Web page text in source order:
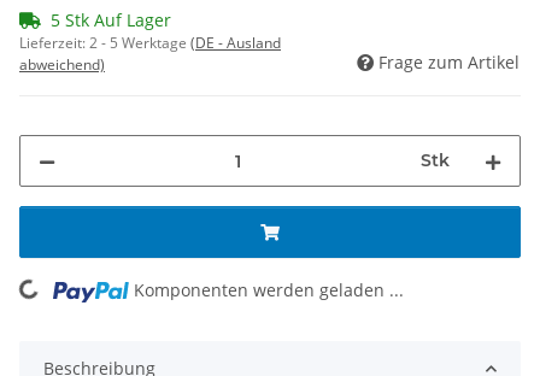
5 Stk Auf Lager
Lieferzeit:2 - 5 Werktage (DE - Ausland
abweichend)
Frage zum Artikel
Stk
Loading... Komponenten werden geladen ...
Beschreibung